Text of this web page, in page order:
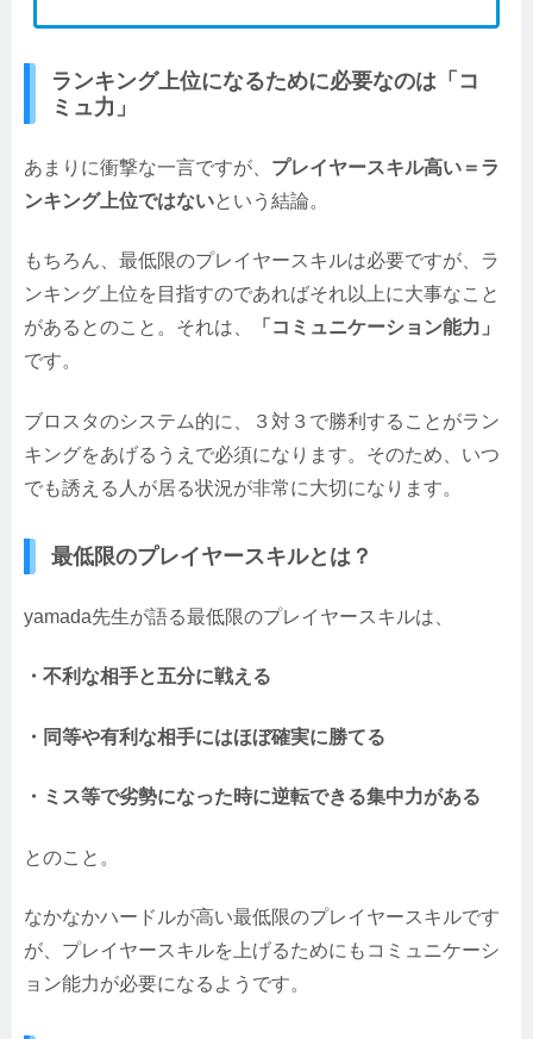
ランキング上位になるために必要なのは「コ
ミュ力」
あまりに衝撃な一言ですが、 プレイヤースキル高い＝ラ
ンキング上位ではないという結論。
もちろん、最低限のプレイヤースキルは必要ですが、ラ
ンキング上位を目指すのであればそれ以上に大事なこと
があるとのこと。それは、
「コミュニケーション能力」
です。
ブロスタのシステム的に、３対３で勝利することがラン
キングをあげるうえで必須になります。そのため、いつ
でも誘える人が居る状況が非常に大切になります。
最低限のプレイヤースキルとは？
yamada先生が語る最低限のプレイヤースキルは、
・不利な相手と五分に戦える
・同等や有利な相手にはほぼ確実に勝てる
・ミス等で劣勢になった時に逆転できる集中力がある
とのこと。
なかなかハードルが高い最低限のプレイヤースキルです
が、プレイヤースキルを上げるためにもコミュニケーシ
ョン能力が必要になるようです。